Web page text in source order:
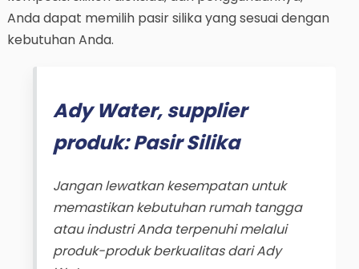
Anda dapat memilih pasir silika yang sesuai dengan
kebutuhan Anda.
Ady Water, supplier
produk: Pasir Silika
Jangan lewatkan kesempatan untuk
memastikan kebutuhan rumah tangga
atau industri Anda terpenuhi melalui
produk-produk berkualitas dari Ady